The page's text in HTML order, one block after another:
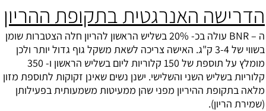
הדרישה האנרגטית בתקופת ההריון
ה – BNR עולה בכ- 20% בשליש הראשון להריון חלה הצטברות שומן
בשווי של 3-4 ק"ג. האישה צריכה לשאת משקל גוף גדול יותר ולכן
מומלץ על תוספת של 150 קלוריות ליום בשליש הראשון ו- 350
קלוריות בשליש השני והשלישי. ישנן נשים שאינן זקוקות לתוספת מזון
מלאה בתקופת ההיריון מפני שהן ממעיטות משמעותית בפעילותן
(שמירת הריון).